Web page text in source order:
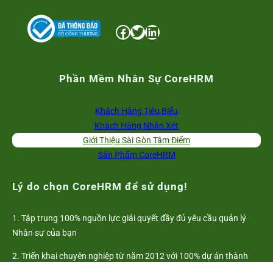
Facebook Twitter LinkedIn
Phần Mềm Nhân Sự CoreHRM
Khách Hàng Tiêu Biểu
Khách Hàng Nhận Xét
Giới Thiệu Sài Gòn Tâm Điểm
Sản Phẩm CoreHRM
Lý do chọn CoreHRM để sử dụng!
1. Tập trung 100% nguồn lực giải quyết đầy đủ yêu cầu quản lý
Nhân sự của bạn
2. Triển khai chuyên nghiệp từ năm 2012 với 100% dự án thành